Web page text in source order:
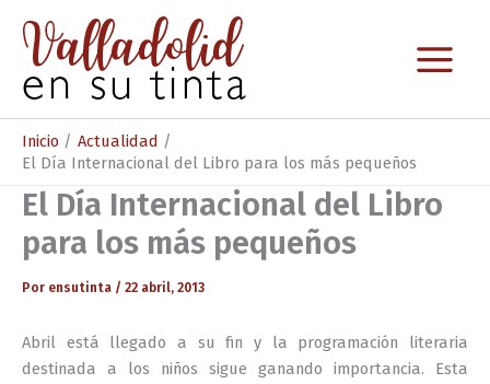
contenido
Inicio
Actualidad
El Día Internacional del Libro para los más pequeños
El Día Internacional del Libro
para los más pequeños
Por ensutinta / 22 abril, 2013
Abril está llegado a su fin y la programación literaria
destinada a los niños sigue ganando importancia. Esta